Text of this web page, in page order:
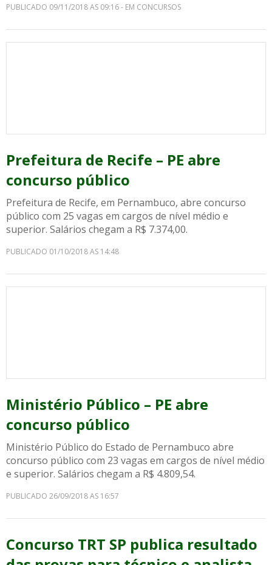
PUBLICADO 09/11/2018 AS 09:16 - EM CONCURSOS
Prefeitura de Recife – PE abre
concurso público
Prefeitura de Recife, em Pernambuco, abre concurso
público com 25 vagas em cargos de nível médio e
superior. Salários chegam a R$ 7.374,00.
PUBLICADO 01/10/2018 AS 14:48
Ministério Público – PE abre
concurso público
Ministério Público do Estado de Pernambuco abre
concurso público com 23 vagas em cargos de nível médio
e superior. Salários chegam a R$ 4.809,54.
PUBLICADO 26/09/2018 AS 16:57
Concurso TRT SP publica resultado